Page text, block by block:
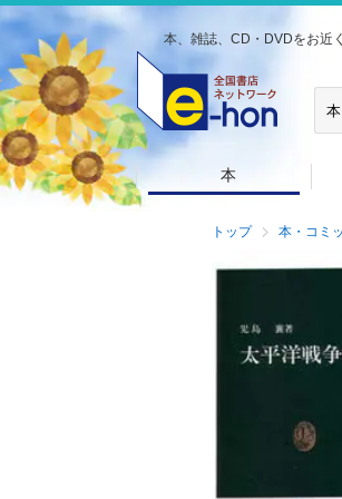
本、雑誌、CD・DVDをお近
本
トップ 本・コミ